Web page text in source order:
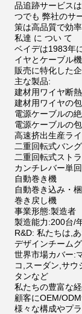
品追跡サービス
つでも 弊社のサ
策は高品質で効
私達 に つい て
ベイデは1983年
イヤとケーブル
販売に特化した
主な製品:
建材用ワイヤ断
建材用ワイヤの
電源ケーブルの
電源ケーブルの
高速挤出生産ラ
二重回転式バン
二重回転式スト
カンチレバー単
自動巻き機
自動巻き込み・
巻き戻し機
事業形態:製造者
製造能力:200台/
R&D: 私たちは,
デザインチーム
世界市場カバー:
コ,スーダン,サウ
タンなど
私たちの豊富な
顧客にOEM/
様々な構成やプ